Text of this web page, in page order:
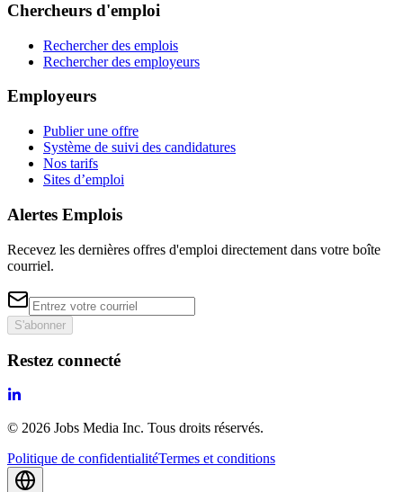
Chercheurs d'emploi
Rechercher des emplois
Rechercher des employeurs
Employeurs
Publier une offre
Système de suivi des candidatures
Nos tarifs
Sites d’emploi
Alertes Emplois
Recevez les dernières offres d'emploi directement dans votre boîte
courriel.
S'abonner
Restez connecté
© 2026 Jobs Media Inc. Tous droits réservés.
Politique de confidentialitéTermes et conditions